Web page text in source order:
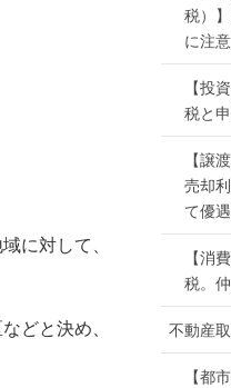
に対して、
どと決め、
税）
に注意
【投
税と
【譲
売却
て優遇
【消
税。
不動産
【都